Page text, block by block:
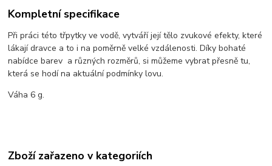
Kompletní specifikace
Při práci této třpytky ve vodě, vytváří její tělo zvukové efekty, které
lákají dravce a to i na poměrně velké vzdálenosti. Díky bohaté
nabídce barev a různých rozměrů, si můžeme vybrat přesně tu,
která se hodí na aktuální podmínky lovu.
Váha 6 g.
Zboží zařazeno v kategoriích